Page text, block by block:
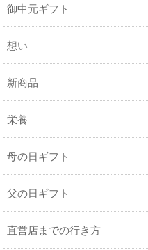
御中元ギフト
想い
新商品
栄養
母の日ギフト
父の日ギフト
直営店までの行き方